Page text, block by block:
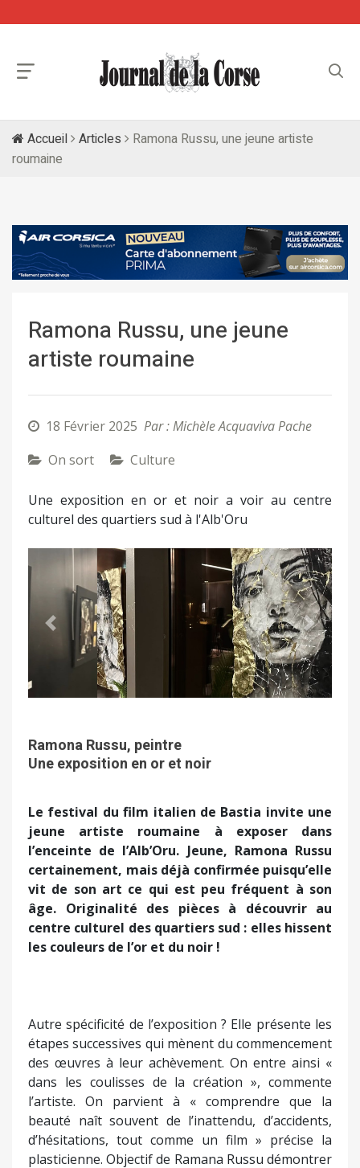
Accueil Articles
Ramona Russu, une jeune artiste
roumaine
Ramona Russu, une jeune
artiste roumaine
18 Février 2025 Par : Michèle Acquaviva Pache
On sort
Culture
Une exposition en or et noir a voir au centre
culturel des quartiers sud à l'Alb'Oru
Précédent Suivant
Ramona Russu, peintre
Une exposition en or et noir
Le festival du film italien de Bastia invite une
jeune artiste roumaine à exposer dans
l’enceinte de l’Alb’Oru. Jeune, Ramona Russu
certainement, mais déjà confirmée puisqu’elle
vit de son art ce qui est peu fréquent à son
âge. Originalité des pièces à découvrir au
centre culturel des quartiers sud : elles hissent
les couleurs de l’or et du noir !
Autre spécificité de l’exposition ? Elle présente les
étapes successives qui mènent du commencement
des œuvres à leur achèvement. On entre ainsi «
dans les coulisses de la création », commente
l’artiste. On parvient à « comprendre que la
beauté naît souvent de l’inattendu, d’accidents,
d’hésitations, tout comme un film » précise la
plasticienne. Objectif de Ramana Russu démontrer